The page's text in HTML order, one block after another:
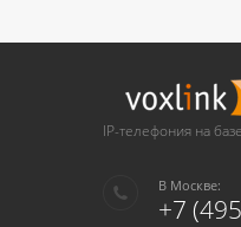
IP-телефония на
В Москве:
+7